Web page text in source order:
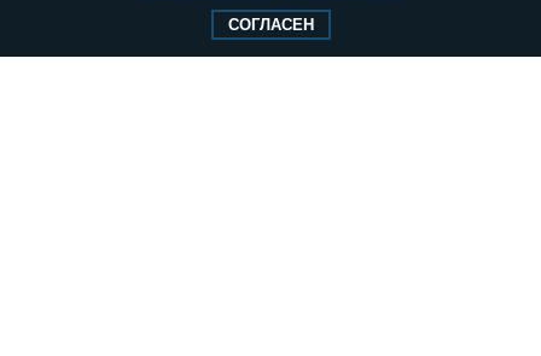
Свидетельство о регистрации Эл № ФС77-
СОГЛАСЕН